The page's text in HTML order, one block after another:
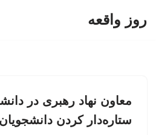
روز واقعه
معاون نهاد رهبری در
ستاره‌دار کردن